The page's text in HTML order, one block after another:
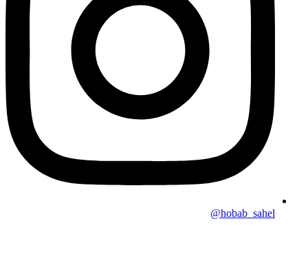
hobab_sahel@